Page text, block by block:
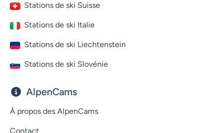
Stations de ski Suisse
Stations de ski Italie
Stations de ski Liechtenstein
Stations de ski Slovénie
AlpenCams
À propos des AlpenCams
Contact